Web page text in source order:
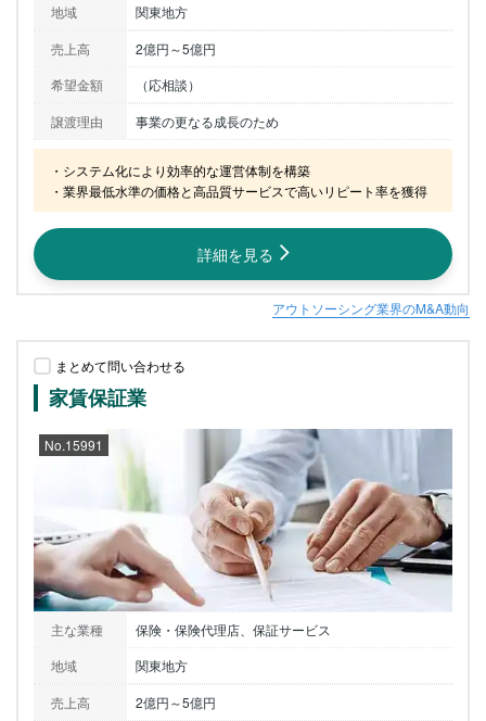
地域
関東地方
売上高
2億円～5億円
希望金額
（応相談）
譲渡理由
事業の更なる成長のため
・システム化により効率的な運営体制を構築
・業界最低水準の価格と高品質サービスで高いリピート率を獲得
詳細を見る
アウトソーシング業界のM&A動向
まとめて問い合わせる
家賃保証業
No.15991
主な業種
保険・保険代理店、保証サービス
地域
関東地方
売上高
2億円～5億円